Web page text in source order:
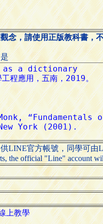
念，請使用正版教科書，
LINE官方帳號，同學可由
the official "Line" account